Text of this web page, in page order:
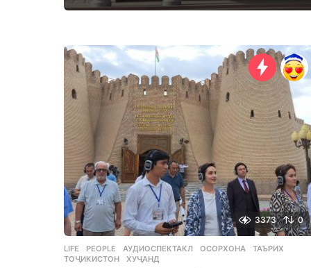
e
a
g
o
3373 0
LIFE ,PEOPLE АУДИОСПЕКТАКЛ ,ОСОРХОНА ,ТАЪРИХ
ТОҶИКИСТОН
,ХУҶАНД